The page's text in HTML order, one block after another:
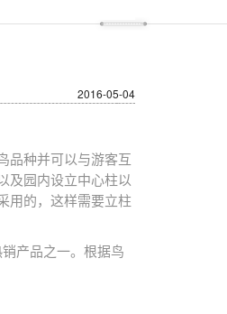
2016-05-04
品种并可以与游客互
及园内设立中心柱以
用的，这样需要立柱
产品之一。根据鸟